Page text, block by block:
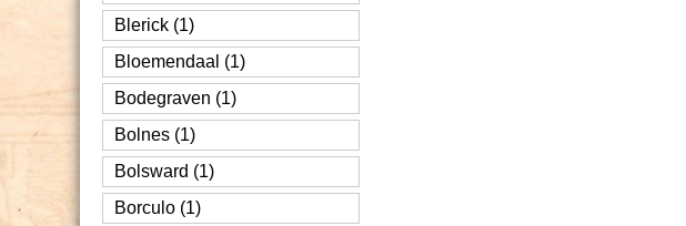
Blerick (1)
Bloemendaal (1)
Bodegraven (1)
Bolnes (1)
Bolsward (1)
Borculo (1)